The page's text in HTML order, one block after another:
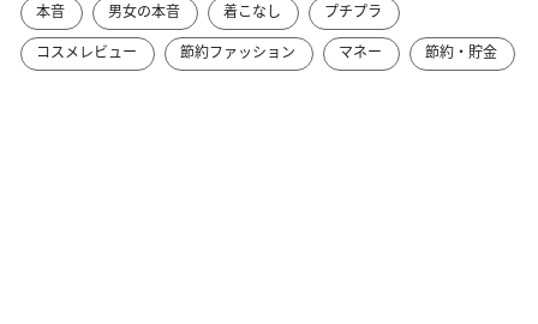
本音 男女の本音 着こなし
プチプラ
コスメレビュー
節約ファッション マネー 節約・貯金